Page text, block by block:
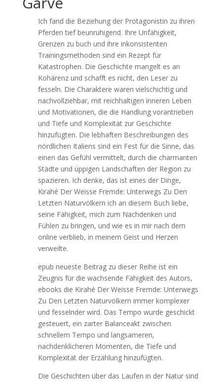
Ich fand die Beziehung der Protagonistin zu ihren
Pferden tief beunruhigend. Ihre Unfähigkeit,
Grenzen zu buch und ihre inkonsistenten
Trainingsmethoden sind ein Rezept für
Katastrophen. Die Geschichte mangelt es an
Kohärenz und schafft es nicht, den Leser zu
fesseln. Die Charaktere waren vielschichtig und
nachvollziehbar, mit reichhaltigen inneren Leben
und Motivationen, die die Handlung vorantrieben
und Tiefe und Komplexität zur Geschichte
hinzufügten. Die lebhaften Beschreibungen des
nördlichen Italiens sind ein Fest für die Sinne, das
einen das Gefühl vermittelt, durch die charmanten
Städte und üppigen Landschaften der Region zu
spazieren. Ich denke, das ist eines der Dinge,
Kirahé Der Weisse Fremde: Unterwegs Zu Den
Letzten Naturvölkern ich an diesem Buch liebe,
seine Fähigkeit, mich zum Nachdenken und
Fühlen zu bringen, und wie es in mir nach dem
online verblieb, in meinem Geist und Herzen
verweilte.
epub neueste Beitrag zu dieser Reihe ist ein
Zeugnis für die wachsende Fähigkeit des Autors,
ebooks die Kirahé Der Weisse Fremde: Unterwegs
Zu Den Letzten Naturvölkern immer komplexer
und fesselnder wird. Das Tempo wurde geschickt
gesteuert, ein zarter Balanceakt zwischen
schnellem Tempo und langsameren,
nachdenklicheren Momenten, die Tiefe und
Komplexität der Erzählung hinzufügten.
Die Geschichten über das Laufen in der Natur sind